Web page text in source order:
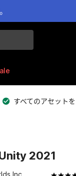
すべてのアセットを
2021
Inc